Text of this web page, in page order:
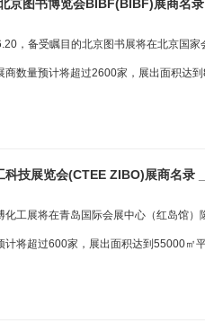
京图书博览会BIBF(BIBF)展商名
，备受瞩目的北京图书展将在北京国
商数量预计将超过2600家，展出面积达
科技展览会(CTEE ZIBO)展商名录
化工展将在青岛国际会展中心（红岛馆
计将超过600家，展出面积达到55000㎡